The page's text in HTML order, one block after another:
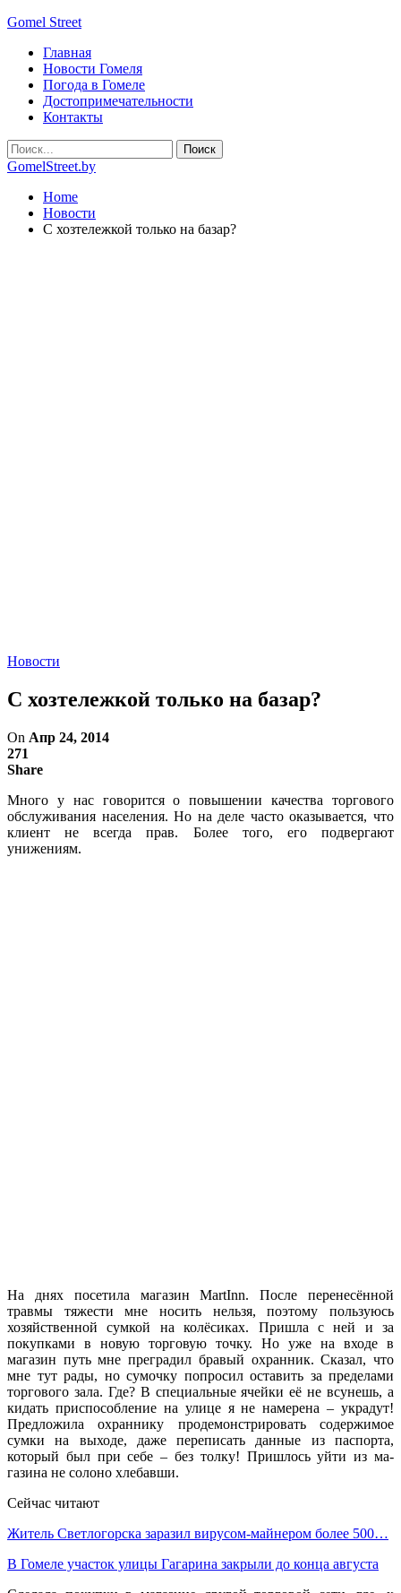
Gomel Street
Главная
Новости Гомеля
Погода в Гомеле
Достопримечательности
Контакты
GomelStreet.by
Home
Новости
С хозтележкой только на базар?
Новости
С хозтележкой только на базар?
On Апр 24, 2014
271
Share
Много у нас говорится о повышении качества торгового
обслуживания населения. Но на деле часто оказывается, что
клиент не всегда прав. Бо­лее того, его подвергают
унижениям.
На днях посетила магазин MartInn. После пере­несённой
травмы тяжести мне носить нельзя, по­этому пользуюсь
хозяйственной сумкой на колё­сиках. Пришла с ней и за
покупками в новую тор­говую точку. Но уже на входе в
магазин путь мне преградил бравый охранник. Сказал, что
мне тут рады, но сумочку попросил оставить за предела­ми
торгового зала. Где? В специальные ячейки её не всунешь, а
кидать приспособление на улице я не намерена – украдут!
Предложила охраннику продемонстрировать содержимое
сумки на выхо­де, даже переписать данные из паспорта,
который был при себе – без толку! Пришлось уйти из ма­
газина не солоно хлебавши.
Сейчас читают
Житель Светлогорска заразил вирусом-майнером более 500…
В Гомеле участок улицы Гагарина закрыли до конца августа